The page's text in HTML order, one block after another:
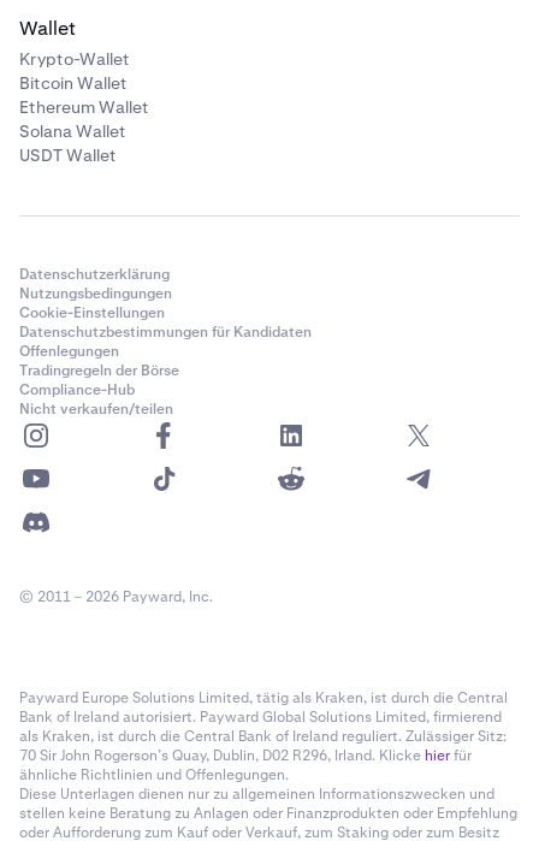
Wallet
Krypto-Wallet
Bitcoin Wallet
Ethereum Wallet
Solana Wallet
USDT Wallet
Datenschutzerklärung
Nutzungsbedingungen
Cookie-Einstellungen
Datenschutzbestimmungen für Kandidaten
Offenlegungen
Tradingregeln der Börse
Compliance-Hub
Nicht verkaufen/teilen
© 2011 – 2026 Payward, Inc.
Payward Europe Solutions Limited, tätig als Kraken, ist durch die Central
Bank of Ireland autorisiert. Payward Global Solutions Limited, firmierend
als Kraken, ist durch die Central Bank of Ireland reguliert. Zulässiger Sitz:
70 Sir John Rogerson’s Quay, Dublin, D02 R296, Irland. Klicke hierfür
ähnliche Richtlinien und Offenlegungen.
Diese Unterlagen dienen nur zu allgemeinen Informationszwecken und
stellen keine Beratung zu Anlagen oder Finanzprodukten oder Empfehlung
oder Aufforderung zum Kauf oder Verkauf, zum Staking oder zum Besitz